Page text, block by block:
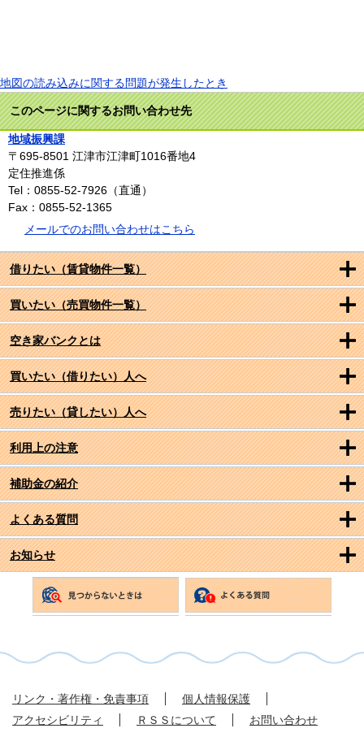
借りたい（賃貸物件一覧）
買いたい（売買物件一覧）
空き家バンクとは
買いたい（借りたい）人へ
売りたい（貸したい）人へ
利用上の注意
補助金の紹介
よくある質問
お知らせ
地図の読み込みに関する問題が発生したとき
このページに関するお問い合わせ先
地域振興課
〒695-8501 江津市江津町1016番地4
定住推進係
Tel：0855-52-7926（直通）
Fax：0855-52-1365
メールでのお問い合わせはこちら
リンク・著作権・免責事項
個人情報保護
アクセシビリティ
ＲＳＳについて お問い合わせ